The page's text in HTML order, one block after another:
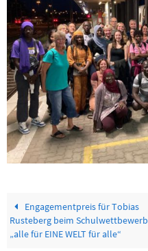
Engagementpreis für Tobias
Rusteberg beim Schulwettbewerb
„alle für EINE WELT für alle“